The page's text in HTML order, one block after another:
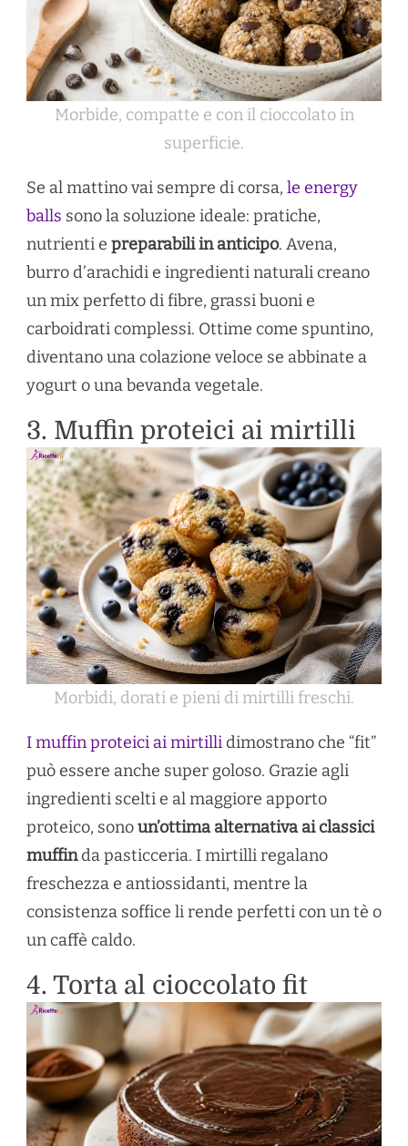
Morbide, compatte e con il cioccolato in
superficie.
Se al mattino vai sempre di corsa, le energy
balls sono la soluzione ideale: pratiche,
nutrienti e preparabili in anticipo. Avena,
burro d’arachidi e ingredienti naturali creano
un mix perfetto di fibre, grassi buoni e
carboidrati complessi. Ottime come spuntino,
diventano una colazione veloce se abbinate a
yogurt o una bevanda vegetale.
3. Muffin proteici ai mirtilli
Morbidi, dorati e pieni di mirtilli freschi.
I muffin proteici ai mirtillidimostrano che “fit”
può essere anche super goloso. Grazie agli
ingredienti scelti e al maggiore apporto
proteico, sonoun’ottima alternativa ai classici
muffinda pasticceria. I mirtilli regalano
freschezza e antiossidanti, mentre la
consistenza soffice li rende perfetti con un tè o
un caffè caldo.
4. Torta al cioccolato fit